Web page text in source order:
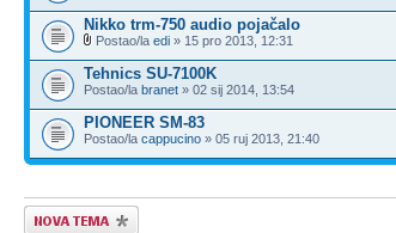
Nikko trm-750 audio pojačalo
Postao/la edi » 15 pro 2013, 12:31
Tehnics SU-7100K
Postao/la branet » 02 sij 2014, 13:54
PIONEER SM-83
Postao/la cappucino » 05 ruj 2013, 21:40
Započni novu temu